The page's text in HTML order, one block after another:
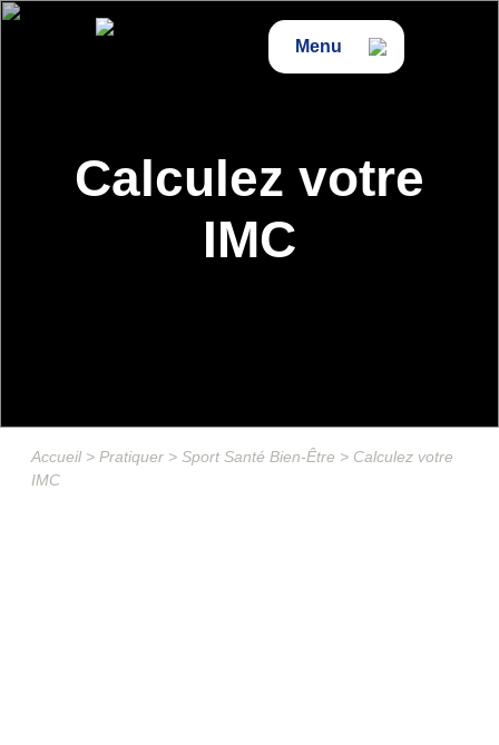
Menu
Calculez votre
IMC
Accueil> Pratiquer > Sport Santé Bien-Être > Calculez votre
IMC